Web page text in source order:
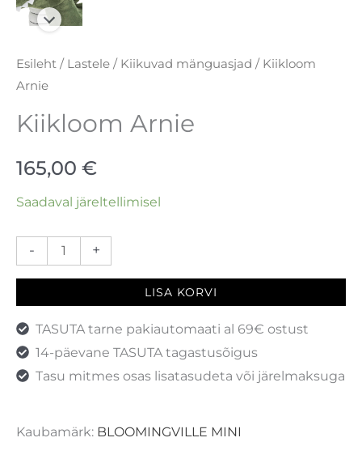
Esileht / Lastele / Kiikuvad mänguasjad / Kiikloom
Arnie
Kiikloom Arnie
165,00 €
Saadaval järeltellimisel
- +
LISA KORVI
TASUTA tarne pakiautomaati al 69€ ostust
14-päevane TASUTA tagastusõigus
Tasu mitmes osas lisatasudeta või järelmaksuga
Kaubamärk: BLOOMINGVILLE MINI